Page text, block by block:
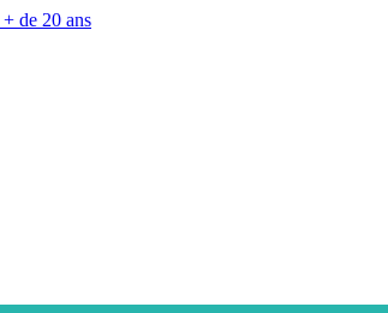
+ de 20 ans